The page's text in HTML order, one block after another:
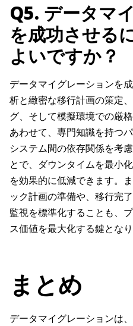
Q5. データマ
を成功させる
よいですか？
データマイグレーションを
析と緻密な移行計画の策定
グ、そして模擬環境での厳
あわせて、専門知識を持つ
システム間の依存関係を考
とで、ダウンタイムを最小
を効果的に低減できます。
ック計画の準備や、移行完
監視を標準化することも、
ス価値を最大化する鍵となり
まとめ
データマイグレーションは